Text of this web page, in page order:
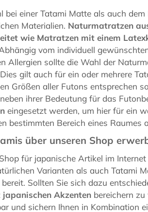
bei einer Tatami Matte als auch dem
Materialien. Naturmatratzen
wie Matratzen mit einem
vom individuell
Allergien sollte die Wahl der
gilt auch für ein oder mehrere
Größen aller Futons entsprechen
neben ihrer Bedeutung für das
eingesetzt werden, um hier für ein
bestimmten Bereich eines Raumes
über unseren Shop
für japanische Artikel im
Varianten als auch Tatami
Sollten Sie sich dazu
Akzenten bereichern
und sichern Ihnen in Kombination